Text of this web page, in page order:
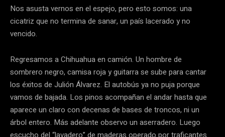
Nos asusta vernos en el espejo, pero esto somos: una
cicatriz que no termina de sanar, un país lacerado y no
vencido.
Regresamos a Chihuahua en camión. Un hombre de
sombrero negro, camisa roja y guitarra se sube para cantar
los éxitos de Julión Álvarez. El autobús ya no puja porque
vamos de bajada. Los pinos acompañan el andar hasta que
aparece un claro con decenas de bases de troncos, ni un
árbol entero. Más adelante observo un aserradero. Luego